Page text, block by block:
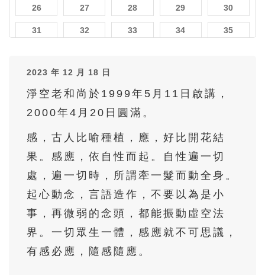
26 27 28 29 30
31 32 33 34 35
41 42
46 47 48 49
52 53
56 57 58 59
61 62 64
66 68 69
71 72 74
76 77 78 79 80
81 82 83
2023 年 12 月 18 日
淨空老和尚於1999年5月11日啟講，
2000年4月20日圓滿。
感，古人比喻種植，應，好比開花結
果。感應，依自性而起。自性遍一切
處，遍一切時，所謂牽一髮而動全身。
起心動念，言語造作，不要以為是小
事，再微弱的念頭，都能振動虛空法
界。一切眾生一體，感應就不可思議，
有感必應，隨感隨應。